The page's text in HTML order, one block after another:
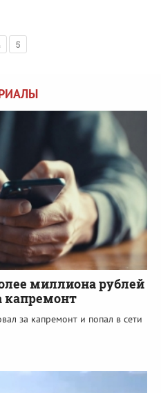
5
миллиона рублей
капремонт
за капремонт и попал в сети